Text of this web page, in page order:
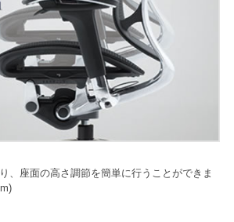
、座面の高さ調節を簡単に行うことができま